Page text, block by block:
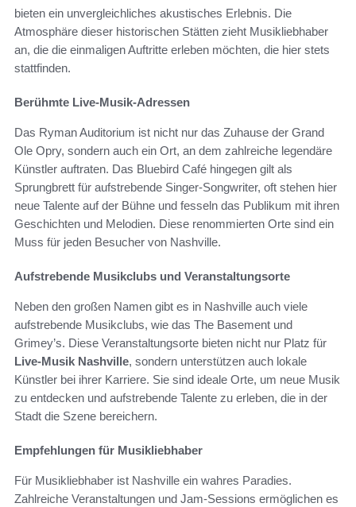
bieten ein unvergleichliches akustisches Erlebnis. Die
Atmosphäre dieser historischen Stätten zieht Musikliebhaber
an, die die einmaligen Auftritte erleben möchten, die hier stets
stattfinden.
Berühmte Live-Musik-Adressen
Das Ryman Auditorium ist nicht nur das Zuhause der Grand
Ole Opry, sondern auch ein Ort, an dem zahlreiche legendäre
Künstler auftraten. Das Bluebird Café hingegen gilt als
Sprungbrett für aufstrebende Singer-Songwriter, oft stehen hier
neue Talente auf der Bühne und fesseln das Publikum mit ihren
Geschichten und Melodien. Diese renommierten Orte sind ein
Muss für jeden Besucher von Nashville.
Aufstrebende Musikclubs und Veranstaltungsorte
Neben den großen Namen gibt es in Nashville auch viele
aufstrebende Musikclubs, wie das The Basement und
Grimey’s. Diese Veranstaltungsorte bieten nicht nur Platz für
Live-Musik Nashville, sondern unterstützen auch lokale
Künstler bei ihrer Karriere. Sie sind ideale Orte, um neue Musik
zu entdecken und aufstrebende Talente zu erleben, die in der
Stadt die Szene bereichern.
Empfehlungen für Musikliebhaber
Für Musikliebhaber ist Nashville ein wahres Paradies.
Zahlreiche Veranstaltungen und Jam-Sessions ermöglichen es